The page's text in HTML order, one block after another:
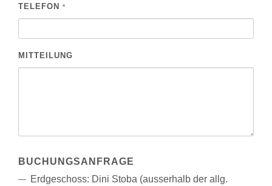
TELEFON *
MITTEILUNG
BUCHUNGSANFRAGE
Erdgeschoss: Dini Stoba (ausserhalb der allg.